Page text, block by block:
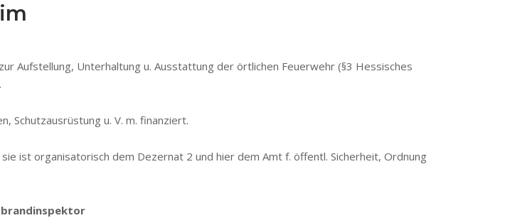
Aufstellung, Unterhaltung u. Ausstattung der örtlichen Feuerwehr (§3 Hessisches
Schutzausrüstung u. V. m. finanziert.
ist organisatorisch dem Dezernat 2 und hier dem Amt f. öffentl. Sicherheit, Ordnung